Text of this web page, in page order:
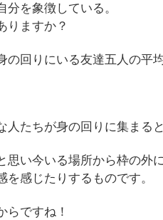
を象徴している。
りますか？
の回りにいる友達五人の平
人たちが身の回りに集まる
思い今いる場所から枠の外
感じたりするものです。
らですね！